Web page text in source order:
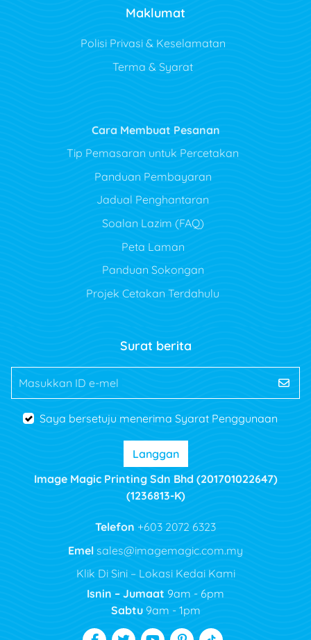
Maklumat
Polisi Privasi & Keselamatan
Terma & Syarat
Cara Membuat Pesanan
Tip Pemasaran untuk Percetakan
Panduan Pembayaran
Jadual Penghantaran
Soalan Lazim (FAQ)
Peta Laman
Panduan Sokongan
Projek Cetakan Terdahulu
Surat berita
Masukkan ID e-mel
Saya bersetuju menerima Syarat Penggunaan
Langgan
Image Magic Printing Sdn Bhd (201701022647)
(1236813-K)
Telefon +603 2072 6323
Emel sales@imagemagic.com.my
Klik Di Sini – Lokasi Kedai Kami
Isnin – Jumaat 9am - 6pm
Sabtu9am - 1pm